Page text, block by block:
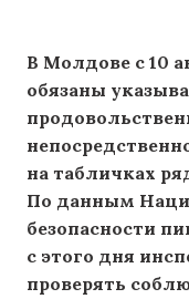
В Молдове с 10
обязаны
на табличках
По данным
безопасности
с этого дня
проверять